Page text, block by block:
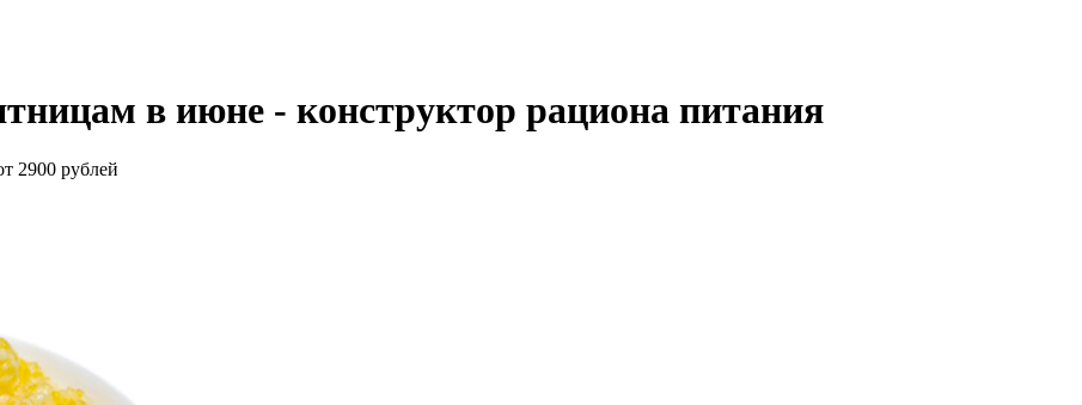
в июне - конструктор рациона питания
2900 рублей